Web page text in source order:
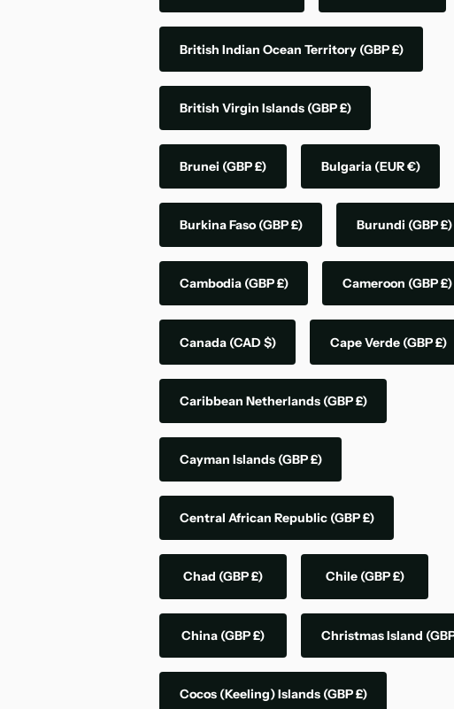
British Indian Ocean Territory (GBP £)
British Virgin Islands (GBP £)
Brunei (GBP £) Bulgaria (EUR €)
Burkina Faso(GBP £) Burundi (GBP £)
Cambodia (GBP £) Cameroon (GBP £)
Canada (CAD $) Cape Verde (GBP £)
Caribbean Netherlands (GBP £)
Cayman Islands (GBP £)
Central African Republic (GBP £)
Chad (GBP £) Chile (GBP £)
China (GBP £) Christmas Island
Cocos (Keeling) Islands (GBP £)